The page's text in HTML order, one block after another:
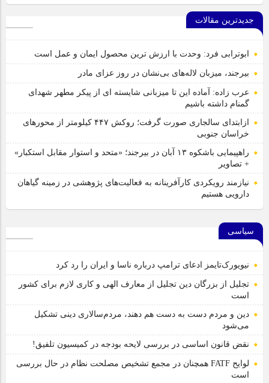
جدیدترین مقالات
ابوترابی فرد: وحدت با ارزش ترین محصول ایمان و عمل است
بیرجند، میزبان لاله‌های بی‌نشان در روز عزای مادر
عرب زاده: آماده این تا میزبانی شایسته ای از پیکر مطهر شهدای
گمنام داشته باشیم
ازابتدای سالجاری صورت گرفت؛ روکش ۴۴۷ کیلومتر از محورهای
خراسان جنوبی
راهپیمایی باشکوه ۱۳ آبان در بیرجند؛ «متحد و استوار مقابل استکبار»
+ تصاویر
نیازمند رویکردی کارآفرینانه به فعالیت‌های پژوهشی در زمینه گیاهان
دارویی هستیم
سیاسی
نیویورک‌تایمز ادعای ترامپ درباره ناسا و ایران را رد کرد
تجلیل از بزرگان دین تجلیل از معارف الهی و کاری لازم برای کشور
است
دین و مردم دست به‌ دست هم دهند، مردم‌سالاری دینی تشکیل
می‌شود
نقض قانون اساسی در بررسی لایحه بودجه در کمیسیون تلفیق!
لوایح FATF همچنان در مجمع تشخیص مصلحت نظام در حال بررسی
است